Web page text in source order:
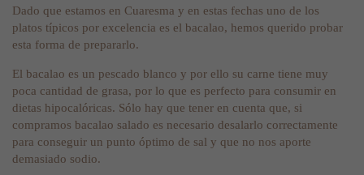
Dado que estamos en Cuaresma y en estas fechas uno de los
platos típicos por excelencia es el bacalao, hemos querido probar
esta forma de prepararlo.
El bacalao es un pescado blanco y por ello su carne tiene muy
poca cantidad de grasa, por lo que es perfecto para consumir en
dietas hipocalóricas. Sólo hay que tener en cuenta que, si
compramos bacalao salado es necesario desalarlo correctamente
para conseguir un punto óptimo de sal y que no nos aporte
demasiado sodio.